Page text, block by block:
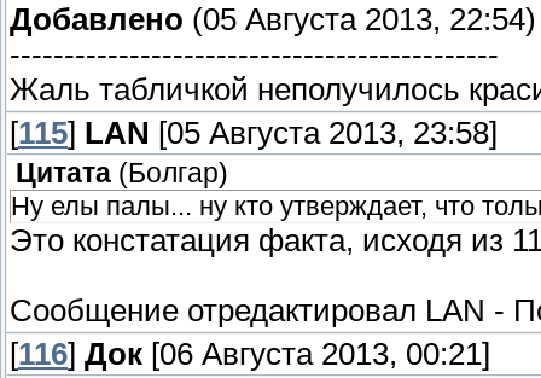
Добавлено (05 Августа 2013, 22:54)
---------------------------------------------
Жаль табличкой неполучилось
[115] LAN [05 Августа 2013, 23:58]
Цитата ( Болгар)
Ну елы палы... ну кто утверждает, что
Это констатация факта, исходя из
Сообщение отредактировал LAN -
[116] Док [06 Августа 2013, 00:21]